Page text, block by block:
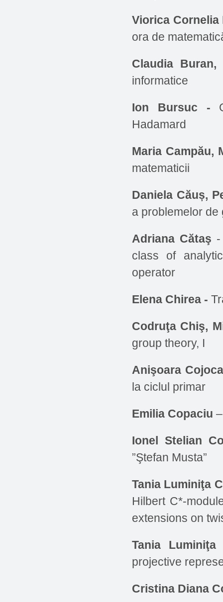
Viorica Cornelia
ora de
Claudia
informatice
Ion Bursuc -
Hadamard
Maria Campău,
matematicii
Daniela Căuș,
a problemelor de
Adriana Cătaş
class of
operator
Elena Chirea -
Codruţa Chiş,
group theory, I
Anişoara
la ciclul primar
Emilia Copaciu
Ionel Stelian
”Ştefan Musta”
Tania Luminiţa
Hilbert C*-
extensions on
Tania Luminiţa
projective
Cristina Diana